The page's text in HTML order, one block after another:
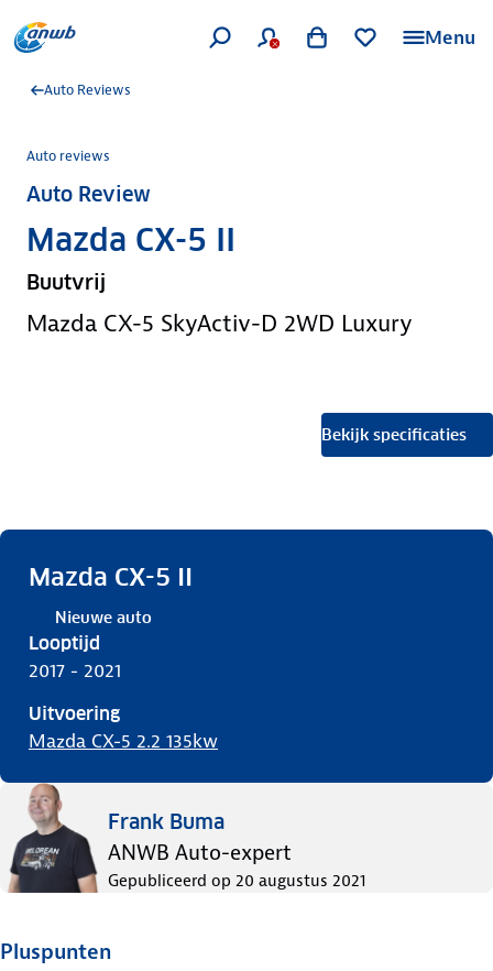
Menu
Auto Reviews
Auto reviews
Auto Review
Mazda CX-5 II
Buutvrij
Mazda CX-5 SkyActiv-D 2WD Luxury
Bekijk specificaties
Mazda CX-5 II
Nieuwe auto
Looptijd
2017 - 2021
Uitvoering
Mazda CX-5 2.2 135kw
Frank Buma
ANWB Auto-expert
Gepubliceerd op 20 augustus 2021
Pluspunten